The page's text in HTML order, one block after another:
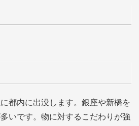
都内に出没します。銀座や新橋を
いです。物に対するこだわりが強